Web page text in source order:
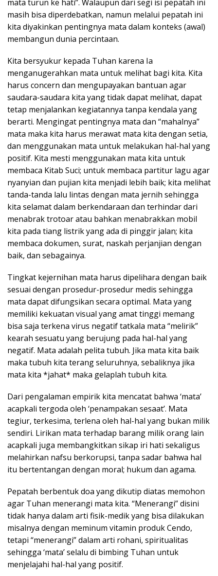
mata turun ke hati”. Walaupun dari segi isi pepatah ini
masih bisa diperdebatkan, namun melalui pepatah ini
kita diyakinkan pentingnya mata dalam konteks (awal)
membangun dunia percintaan.
Kita bersyukur kepada Tuhan karena Ia
menganugerahkan mata untuk melihat bagi kita. Kita
harus concern dan mengupayakan bantuan agar
saudara-saudara kita yang tidak dapat melihat, dapat
tetap menjalankan kegiatannya tanpa kendala yang
berarti. Mengingat pentingnya mata dan “mahalnya”
mata maka kita harus merawat mata kita dengan setia,
dan menggunakan mata untuk melakukan hal-hal yang
positif. Kita mesti menggunakan mata kita untuk
membaca Kitab Suci; untuk membaca partitur lagu agar
nyanyian dan pujian kita menjadi lebih baik; kita melihat
tanda-tanda lalu lintas dengan mata jernih sehingga
kita selamat dalam berkendaraan dan terhindar dari
menabrak trotoar atau bahkan menabrakkan mobil
kita pada tiang listrik yang ada di pinggir jalan; kita
membaca dokumen, surat, naskah perjanjian dengan
baik, dan sebagainya.
Tingkat kejernihan mata harus dipelihara dengan baik
sesuai dengan prosedur-prosedur medis sehingga
mata dapat difungsikan secara optimal. Mata yang
memiliki kekuatan visual yang amat tinggi memang
bisa saja terkena virus negatif tatkala mata “melirik”
kearah sesuatu yang berujung pada hal-hal yang
negatif. Mata adalah pelita tubuh. Jika mata kita baik
maka tubuh kita terang seluruhnya, sebaliknya jika
mata kita *jahat* maka gelaplah tubuh kita.
Dari pengalaman empirik kita mencatat bahwa ‘mata’
acapkali tergoda oleh ‘penampakan sesaat’. Mata
tegiur, terkesima, terlena oleh hal-hal yang bukan milik
sendiri. Lirikan mata terhadap barang milik orang lain
acapkali juga membangkitkan sikap iri hati sekaligus
melahirkan nafsu berkorupsi, tanpa sadar bahwa hal
itu bertentangan dengan moral; hukum dan agama.
Pepatah berbentuk doa yang dikutip diatas memohon
agar Tuhan menerangi mata kita. “Menerangi” disini
tidak hanya dalam arti fisik-medik yang bisa dilakukan
misalnya dengan meminum vitamin produk Cendo,
tetapi “menerangi” dalam arti rohani, spiritualitas
sehingga ‘mata’ selalu di bimbing Tuhan untuk
menjelajahi hal-hal yang positif.